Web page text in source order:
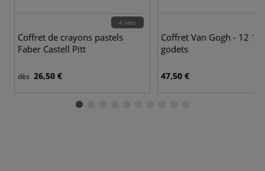
4 sets
Coffret de crayons pastels
Faber Castell Pitt
dès 26,50 €
Coffret Van Gogh - 12 1/2
godets
47,50 €